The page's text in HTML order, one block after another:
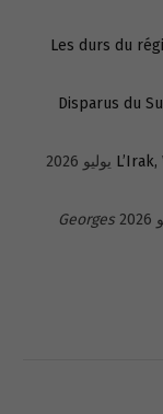
Les durs du
Disparus du
Georges